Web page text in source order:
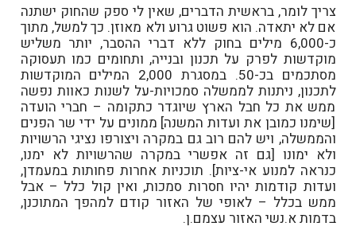
צריך לומר, בראשית הדברים, שאין לי ספק שהחוק ישתנה
אם לא יתאדה. הוא פשוט גרוע ולא מאוזן. כך למשל, מתוך
כ-6,000 מילים בחוק ללא דברי ההסבר, יותר משליש
מוקדשות לפרק על תכנון ובנייה, ותחומים כמו תעסוקה
מסתכמים בכ-50. במסגרת 2,000 המילים המוקדשות
לתכנון, ניתנות לממשלה סמכויות-על לשנות כאוות נפשה
ממש את כל חבל הארץ שיוגדר כתקומה – חברי הועדה
[שימנו כמובן את ועדות המשנה] ממונים על ידי שר הפנים
והממשלה, ויש להם רוב גם במקרה ויצורפו נציגי הרשויות
ולא ימונו [גם זה אפשרי במקרה שהרשויות לא ימנו,
כנראה למנוע אי-ציות]. תוכניות אחרות פחותות במעמדן,
ועדות קודמות יהיו חסרות סמכות, ואין קול כלל – אבל
ממש בכלל – לאופי של האזור קודם למהפך המתוכנן,
בדמות א.נשי האזור עצמם.ן.